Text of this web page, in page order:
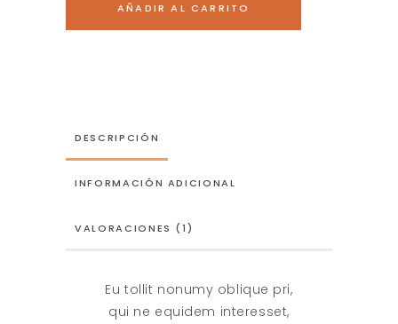
AÑADIR AL CARRITO
DESCRIPCIÓN
INFORMACIÓN ADICIONAL
VALORACIONES (1)
Eu tollit nonumy oblique pri,
qui ne equidem interesset,